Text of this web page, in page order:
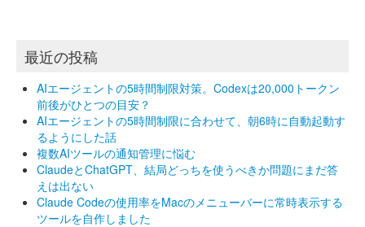
最近の投稿
AIエージェントの5時間制限対策。Codexは20,000トークン
前後がひとつの目安？
AIエージェントの5時間制限に合わせて、朝6時に自動起動す
るようにした話
複数AIツールの通知管理に悩む
ClaudeとChatGPT、結局どっちを使うべきか問題にまだ答
えは出ない
Claude Codeの使用率をMacのメニューバーに常時表示する
ツールを自作しました